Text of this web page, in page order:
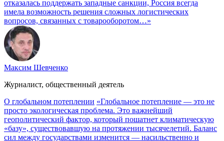
отказалась поддержать западные санкции, Россия всегда
имела возможность решения сложных логистических
вопросов, связанных с товарооборотом…»
Максим Шевченко
Журналист, общественный деятель
О глобальном потеплении «Глобальное потепление — это не
просто экологическая проблема. Это важнейший
геополитический фактор, который пошатнет климатическую
«базу», существовавшую на протяжении тысячелетий. Баланс
сил между государствами изменится — насильственно и